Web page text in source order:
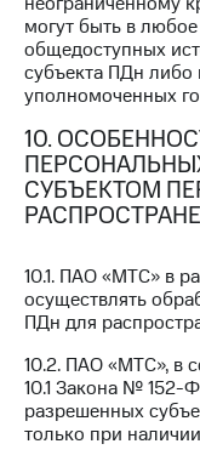
могут быть в
общедоступных
субъекта ПДн
уполномоченных
10.
СУБЪЕКТОМ
10.1. ПАО «МТС» в
осуществлять
ПДн для
10.2. ПАО «МТС», в
10.1 Закона № 152-
разрешенных
только при